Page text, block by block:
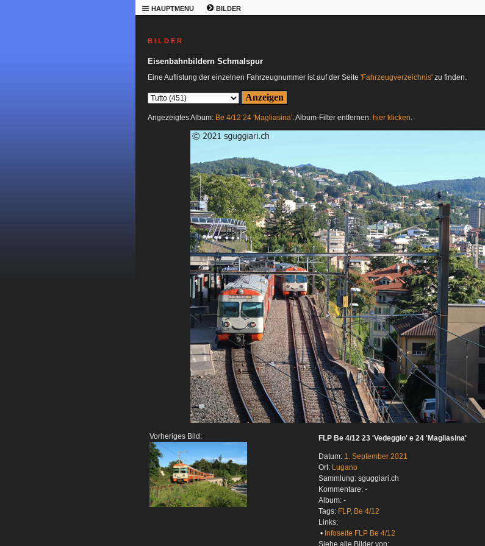
HAUPTMENU BILDER
B I L D E R
Eisenbahnbildern Schmalspur
Eine Auflistung der einzelnen Fahrzeugnummer ist auf der Seite 'Fahrzeugverzeichnis' zu finden.
Angezeigtes Album: Be 4/12 24 'Magliasina'. Album-Filter entfernen: hier klicken.
Vorheriges Bild: FLP Be 4/12 23 'Vedeggio' e 24 'Magliasina'
Datum: 1. September 2021
Ort: Lugano
Sammlung: sguggiari.ch
Kommentare: -
Album: -
Tags: FLP, Be 4/12
Links:
• Infoseite FLP Be 4/12